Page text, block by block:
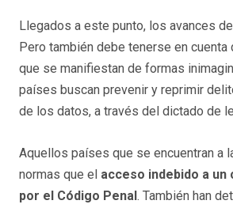
Llegados a este punto, los avances
Pero también debe tenerse en cuenta
que se manifiestan de formas
países buscan prevenir y reprimir
de los datos, a través del dictado de
Aquellos países que se encuentran a
normas que el acceso indebido a
por el Código Penal . También han